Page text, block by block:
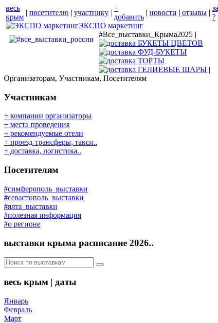
весь
крым
| посетителю | участнику |
+
добавить
| новости | отзывы |
?
ЭКСПО маркетинг
#Все_выставки_Крыма2025 |
|
Организаторам, Участникам, Посетителям
Участникам
+ компании организаторы
+ места проведения
+ рекомендуемые отели
+ проезд-трансферы, такси..
+ доставка, логистика..
Посетителям
#симферополь_выставки
#севастополь_выставки
#ялта_выставки
#полезная информация
#о регионе
выставки крыма расписание 2026..
весь крым | даты
Январь
Февраль
Март